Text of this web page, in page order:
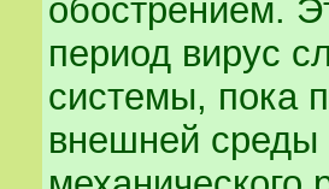
обострением.
период вирус
системы, пока
внешней среды